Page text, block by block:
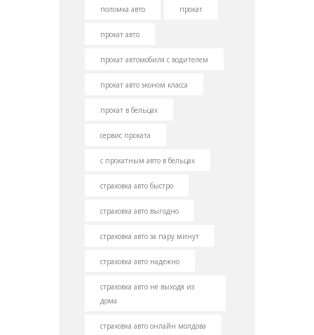
поломка авто прокат
прокат авто
прокат автомобиля с водителем
прокат авто эконом класса
прокат в бельцах
сервис проката
с прокатным авто в бельцах
страховка авто быстро
страховка авто выгодно
страховка авто за пару минут
страховка авто надежно
страховка авто не выходя из
дома
страховка авто онлайн молдова